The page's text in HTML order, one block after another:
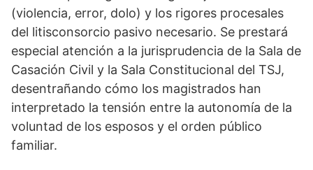
(violencia, error, dolo) y los rigores procesales
del litisconsorcio pasivo necesario. Se prestará
especial atención a la jurisprudencia de la Sala de
Casación Civil y la Sala Constitucional del TSJ,
desentrañando cómo los magistrados han
interpretado la tensión entre la autonomía de la
voluntad de los esposos y el orden público
familiar.